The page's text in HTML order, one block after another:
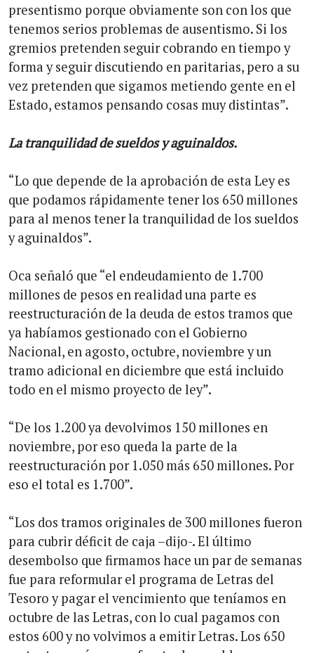
presentismo porque obviamente son con los que
tenemos serios problemas de ausentismo. Si los
gremios pretenden seguir cobrando en tiempo y
forma y seguir discutiendo en paritarias, pero a su
vez pretenden que sigamos metiendo gente en el
Estado, estamos pensando cosas muy distintas”.
La tranquilidad de sueldos y aguinaldos.
“Lo que depende de la aprobación de esta Ley es
que podamos rápidamente tener los 650 millones
para al menos tener la tranquilidad de los sueldos
y aguinaldos”.
Oca señaló que “el endeudamiento de 1.700
millones de pesos en realidad una parte es
reestructuración de la deuda de estos tramos que
ya habíamos gestionado con el Gobierno
Nacional, en agosto, octubre, noviembre y un
tramo adicional en diciembre que está incluido
todo en el mismo proyecto de ley”.
“De los 1.200 ya devolvimos 150 millones en
noviembre, por eso queda la parte de la
reestructuración por 1.050 más 650 millones. Por
eso el total es 1.700”.
“Los dos tramos originales de 300 millones fueron
para cubrir déficit de caja –dijo-. El último
desembolso que firmamos hace un par de semanas
fue para reformular el programa de Letras del
Tesoro y pagar el vencimiento que teníamos en
octubre de las Letras, con lo cual pagamos con
estos 600 y no volvimos a emitir Letras. Los 650